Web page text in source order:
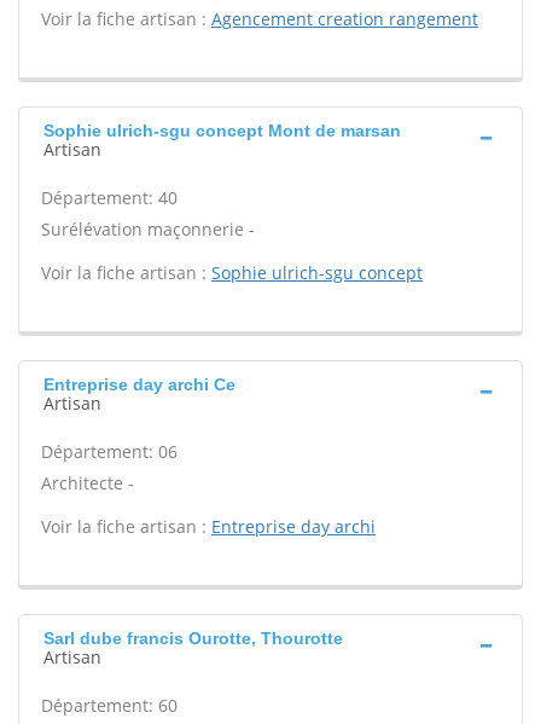
Voir la fiche artisan : Agencement creation rangement
Sophie ulrich-sgu concept Mont de marsan
Artisan
Département: 40
Surélévation maçonnerie -
Voir la fiche artisan : Sophie ulrich-sgu concept
Entreprise day archi Ce
Artisan
Département: 06
Architecte -
Voir la fiche artisan : Entreprise day archi
Sarl dube francis Ourotte, Thourotte
Artisan
Département: 60